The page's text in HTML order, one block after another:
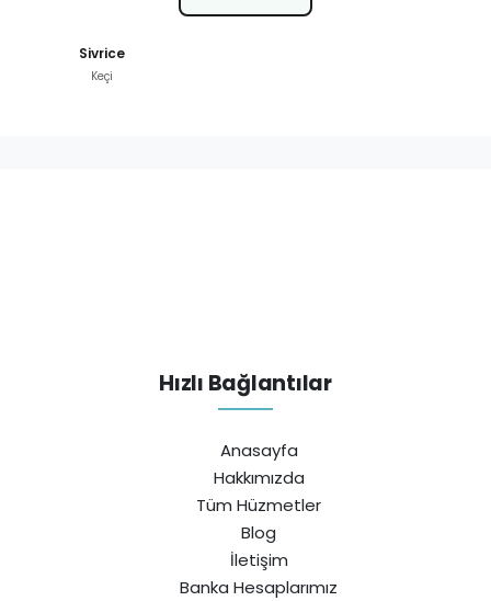
Sivrice
Keçi
Hızlı Bağlantılar
Anasayfa
Hakkımızda
Tüm Hüzmetler
Blog
İletişim
Banka Hesaplarımız